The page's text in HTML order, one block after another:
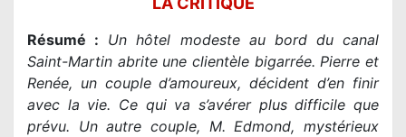
Résumé : Un hôtel modeste au bord du canal
Saint-Martin abrite une clientèle bigarrée. Pierre et
Renée, un couple d’amoureux, décident d’en finir
avec la vie. Ce qui va s’avérer plus difficile que
prévu. Un autre couple, M. Edmond, mystérieux